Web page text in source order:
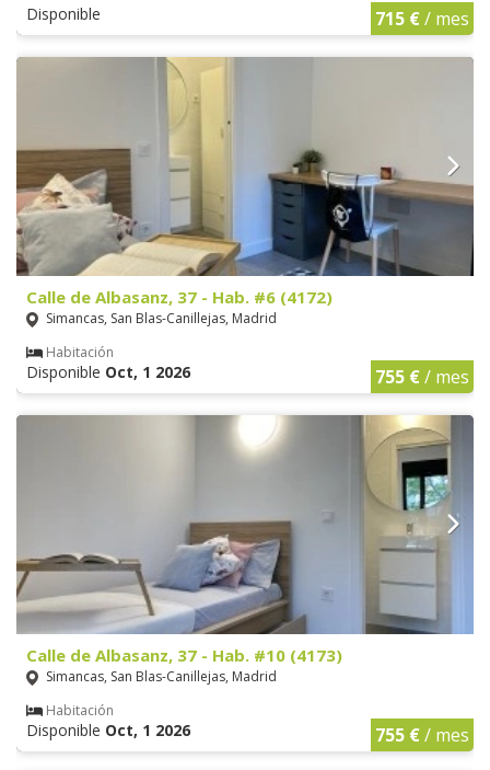
Disponible 715 €/ mes
Calle de Albasanz, 37 - Hab. #6 (4172)
Simancas, San Blas-Canillejas, Madrid
Habitación
Disponible Oct, 1 2026 755 €/ mes
Calle de Albasanz, 37 - Hab. #10 (4173)
Simancas, San Blas-Canillejas, Madrid
Habitación
Disponible Oct, 1 2026 755 €/ mes